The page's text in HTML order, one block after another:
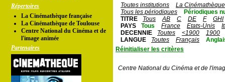
Répertoires
La Cinémathèque française
La Cinémathèque de Toulouse
Centre National du Cinéma et de
l'image animée
Partenaires
Toutes institutions
La
Tous les périodiques
Périodiques
TITRE
Tous AB C DE F
GHI
PAYS
Tous France Etats-Unis
DECENNIE
Toutes <1900
1900
LANGUE
Toutes Français
Réinitialiser les critères
Centre National du Cinéma et de